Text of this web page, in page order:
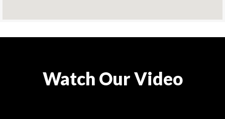
Watch Our Video